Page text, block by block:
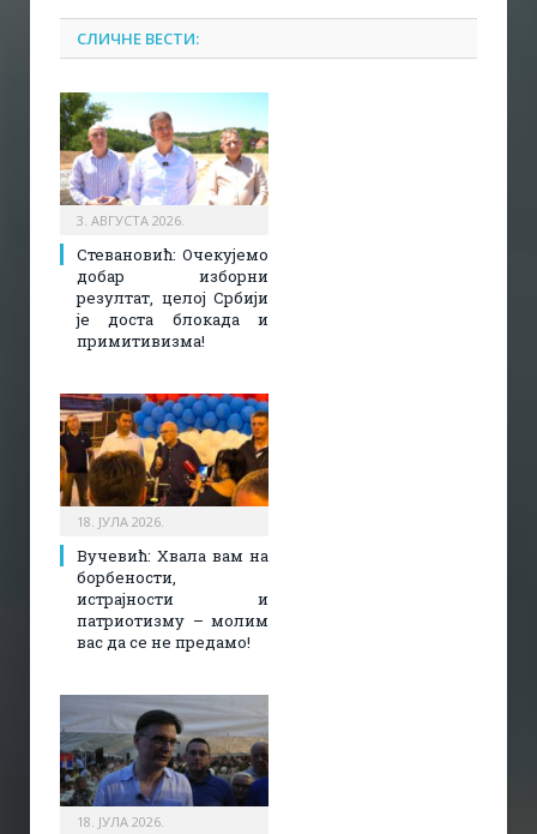
СЛИЧНЕ ВЕСТИ:
3. АВГУСТА 2026.
Стевановић: Очекујемо
добар изборни
резултат, целој Србији
је доста блокада и
примитивизма!
18. ЈУЛА 2026.
Вучевић: Хвала вам на
борбености,
истрајности и
патриотизму – молим
вас да се не предамо!
18. ЈУЛА 2026.